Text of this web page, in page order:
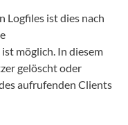
Logfiles ist dies nach
möglich. In diesem
gelöscht oder
aufrufenden Clients